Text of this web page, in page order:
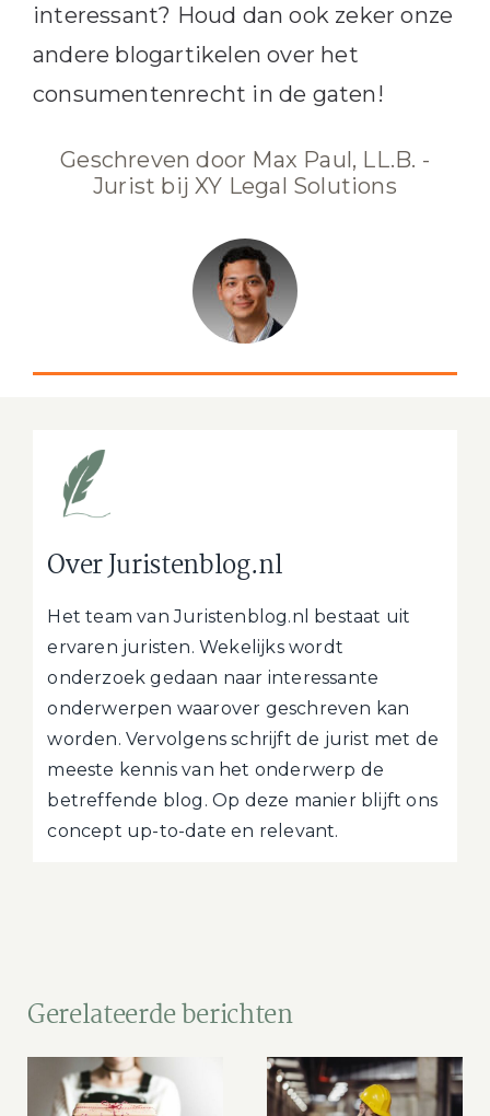
interessant? Houd dan ook zeker onze
andere blogartikelen over het
consumentenrecht in de gaten!
Geschreven door Max Paul, LL.B. -
Jurist bij XY Legal Solutions
Over Juristenblog.nl
Het team van Juristenblog.nl bestaat uit
ervaren juristen. Wekelijks wordt
onderzoek gedaan naar interessante
onderwerpen waarover geschreven kan
worden. Vervolgens schrijft de jurist met de
meeste kennis van het onderwerp de
betreffende blog. Op deze manier blijft ons
concept up-to-date en relevant.
Gerelateerde berichten